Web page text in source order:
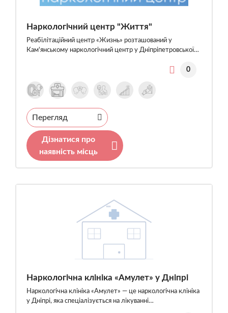
Наркологічний центр "Життя"
Реабілітаційний центр «Жизнь» розташований у
Кам'янському наркологічний центр у Дніпріпетровської…
0
Перегляд
Дізнатися про
наявність місць
Наркологічна клініка «Амулет» у Дніпрі
Наркологічна клініка «Амулет» — це наркологічна клініка
у Дніпрі, яка спеціалізується на лікуванні…